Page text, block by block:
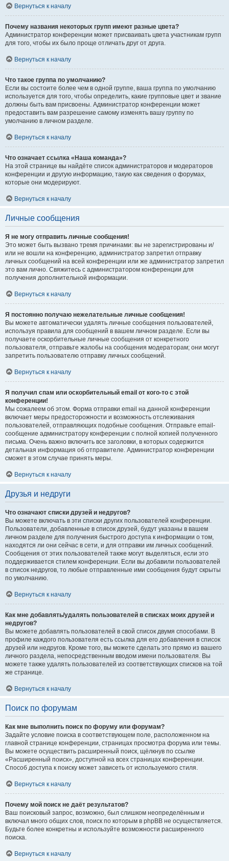
Вернуться к началу
Почему названия некоторых групп имеют разные цвета?
Администратор конференции может присваивать цвета участникам групп
для того, чтобы их было проще отличать друг от друга.
Вернуться к началу
Что такое группа по умолчанию?
Если вы состоите более чем в одной группе, ваша группа по умолчанию
используется для того, чтобы определить, какие групповые цвет и звание
должны быть вам присвоены. Администратор конференции может
предоставить вам разрешение самому изменять вашу группу по
умолчанию в личном разделе.
Вернуться к началу
Что означает ссылка «Наша команда»?
На этой странице вы найдёте список администраторов и модераторов
конференции и другую информацию, такую как сведения о форумах,
которые они модерируют.
Вернуться к началу
Личные сообщения
Я не могу отправить личные сообщения!
Это может быть вызвано тремя причинами: вы не зарегистрированы и/
или не вошли на конференцию, администратор запретил отправку
личных сообщений на всей конференции или же администратор запретил
это вам лично. Свяжитесь с администратором конференции для
получения дополнительной информации.
Вернуться к началу
Я постоянно получаю нежелательные личные сообщения!
Вы можете автоматически удалять личные сообщения пользователей,
используя правила для сообщений в вашем личном разделе. Если вы
получаете оскорбительные личные сообщения от конкретного
пользователя, отправьте жалобы на сообщения модераторам; они могут
запретить пользователю отправку личных сообщений.
Вернуться к началу
Я получил спам или оскорбительный email от кого-то с этой
конференции!
Мы сожалеем об этом. Форма отправки email на данной конференции
включает меры предосторожности и возможность отслеживания
пользователей, отправляющих подобные сообщения. Отправьте email-
сообщение администратору конференции с полной копией полученного
письма. Очень важно включить все заголовки, в которых содержится
детальная информация об отправителе. Администратор конференции
сможет в этом случае принять меры.
Вернуться к началу
Друзья и недруги
Что означают списки друзей и недругов?
Вы можете включать в эти списки других пользователей конференции.
Пользователи, добавленные в список друзей, будут указаны в вашем
личном разделе для получения быстрого доступа к информации о том,
находятся ли они сейчас в сети, и для отправки им личных сообщений.
Сообщения от этих пользователей также могут выделяться, если это
поддерживается стилем конференции. Если вы добавили пользователей
в список недругов, то любые отправленные ими сообщения будут скрыты
по умолчанию.
Вернуться к началу
Как мне добавлять/удалять пользователей в списках моих друзей и
недругов?
Вы можете добавлять пользователей в свой список двумя способами. В
профиле каждого пользователя есть ссылка для его добавления в список
друзей или недругов. Кроме того, вы можете сделать это прямо из вашего
личного раздела, непосредственным вводом имени пользователя. Вы
можете также удалять пользователей из соответствующих списков на той
же странице.
Вернуться к началу
Поиск по форумам
Как мне выполнить поиск по форуму или форумам?
Задайте условие поиска в соответствующем поле, расположенном на
главной странице конференции, страницах просмотра форума или темы.
Вы можете осуществить расширенный поиск, щёлкнув по ссылке
«Расширенный поиск», доступной на всех страницах конференции.
Способ доступа к поиску может зависеть от используемого стиля.
Вернуться к началу
Почему мой поиск не даёт результатов?
Ваш поисковый запрос, возможно, был слишком неопределённым и
включал много общих слов, поиск по которым в phpBB не осуществляется.
Будьте более конкретны и используйте возможности расширенного
поиска.
Вернуться к началу